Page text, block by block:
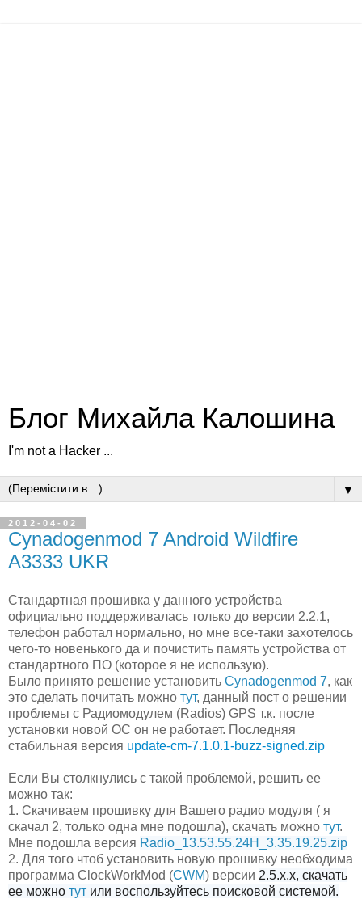
Блог Михайла Калошина
I'm not a Hacker ...
▼
2012-04-02
Cynadogenmod 7 Android Wildfire
A3333 UKR
Стандартная прошивка у данного устройства
официально поддерживалась только до версии 2.2.1,
телефон работал нормально, но мне все-таки захотелось
чего-то новенького да и почистить память устройства от
стандартного ПО (которое я не использую).
Было принято решение установить Cynadogenmod 7, как
это сделать почитать можно тут, данный пост о решении
проблемы с Радиомодулем (Radios) GPS т.к. после
установки новой ОС он не работает. Последняя
стабильная версия update-cm-7.1.0.1-buzz-signed.zip
Если Вы столкнулись с такой проблемой, решить ее
можно так:
1. Скачиваем прошивку для Вашего радио модуля ( я
скачал 2, только одна мне подошла), скачать можно тут.
Мне подошла версия Radio_13.53.55.24H_3.35.19.25.zip
2. Для того чтоб установить новую прошивку необходима
программа ClockWorkMod (CWM) версии 2.5.х.х, скачать
ее можно тут или воспользуйтесь поисковой системой.